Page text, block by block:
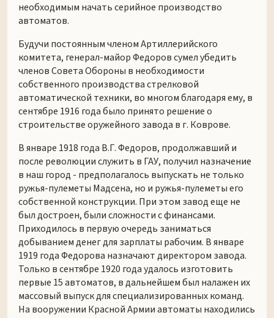
необходимым начать серийное производство
автоматов.
Будучи постоянным членом Артиллерийского
комитета, генерал-майор Федоров сумел убедить
членов Совета Обороны в необходимости
собственного производства стрелковой
автоматической техники, во многом благодаря ему, в
сентябре 1916 года было принято решение о
строительстве оружейного завода в г. Коврове.
В январе 1918 года В.Г. Федоров, продолжавший и
после революции служить в ГАУ, получил назначение
в наш город - предполагалось выпускать не только
ружья-пулеметы Мадсена, но и ружья-пулеметы его
собственной конструкции. При этом завод еще не
был достроен, были сложности с финансами.
Приходилось в первую очередь заниматься
добыванием денег для зарплаты рабочим. В январе
1919 года Федорова назначают директором завода.
Только в сентябре 1920 года удалось изготовить
первые 15 автоматов, в дальнейшем был налажен их
массовый выпуск для специализированных команд.
На вооружении Красной Армии автоматы находились